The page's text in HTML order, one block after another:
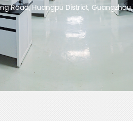
Road, Huangpu District, Guangzhou,